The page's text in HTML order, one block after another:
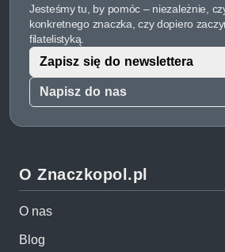
Jesteśmy tu, by pomóc – niezależnie,
konkretnego znaczka, czy dopiero
filatelistyką.
Napisz do nas
Zapisz się do newslettera
O Znaczkopol.pl
O nas
Blog